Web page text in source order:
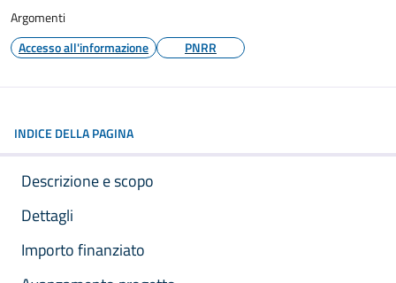
Argomenti
Accesso all'informazione
PNRR
INDICE DELLA PAGINA
Descrizione e scopo
Dettagli
Importo finanziato